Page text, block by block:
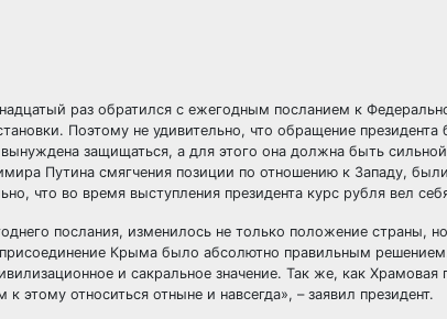
раз обратился с ежегодным посланием к
Поэтому не удивительно, что обращение
защищаться, а для этого она должна быть
Путина смягчения позиции по отношению к Западу,
что во время выступления президента курс рубля вел
послания, изменилось не только положение страны,
Крыма было абсолютно правильным
и сакральное значение. Так же, как
этому относиться отныне и навсегда», – заявил президент.